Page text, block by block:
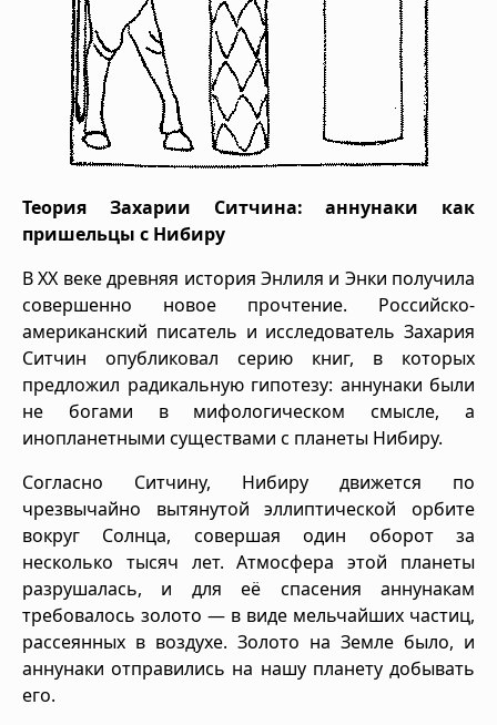
Теория Захарии Ситчина: аннунаки как
пришельцы с Нибиру
В XX веке древняя история Энлиля и Энки получила
совершенно новое прочтение. Российско-
американский писатель и исследователь Захария
Ситчин опубликовал серию книг, в которых
предложил радикальную гипотезу: аннунаки были
не богами в мифологическом смысле, а
инопланетными существами с планеты Нибиру.
Согласно Ситчину, Нибиру движется по
чрезвычайно вытянутой эллиптической орбите
вокруг Солнца, совершая один оборот за
несколько тысяч лет. Атмосфера этой планеты
разрушалась, и для её спасения аннунакам
требовалось золото — в виде мельчайших частиц,
рассеянных в воздухе. Золото на Земле было, и
аннунаки отправились на нашу планету добывать
его.